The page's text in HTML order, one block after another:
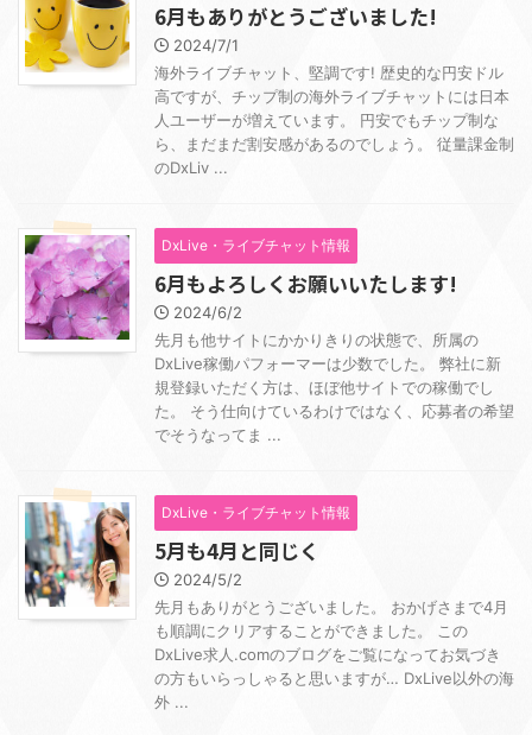
6月もありがとうございました!
2024/7/1
海外ライブチャット、堅調です! 歴史的な円安ドル
高ですが、チップ制の海外ライブチャットには日本
人ユーザーが増えています。 円安でもチップ制な
ら、まだまだ割安感があるのでしょう。 従量課金制
のDxLiv ...
DxLive・ライブチャット情報
6月もよろしくお願いいたします!
2024/6/2
先月も他サイトにかかりきりの状態で、所属の
DxLive稼働パフォーマーは少数でした。 弊社に新
規登録いただく方は、ほぼ他サイトでの稼働でし
た。 そう仕向けているわけではなく、応募者の希望
でそうなってま ...
DxLive・ライブチャット情報
5月も4月と同じく
2024/5/2
先月もありがとうございました。 おかげさまで4月
も順調にクリアすることができました。 この
DxLive求人.comのブログをご覧になってお気づき
の方もいらっしゃると思いますが… DxLive以外の海
外 ...